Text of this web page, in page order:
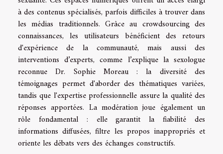
à des contenus spécialisés, parfois difficiles à trouver dans
les médias traditionnels. Grâce au crowdsourcing des
connaissances, les utilisateurs bénéficient des retours
d'expérience de la communauté, mais aussi des
interventions d’experts, comme l’explique la sexologue
reconnue Dr. Sophie Moreau : la diversité des
témoignages permet d'aborder des thématiques variées,
tandis que l'expertise professionnelle assure la qualité des
réponses apportées. La modération joue également un
rôle fondamental : elle garantit la fiabilité des
informations diffusées, filtre les propos inappropriés et
oriente les débats vers des échanges constructifs.